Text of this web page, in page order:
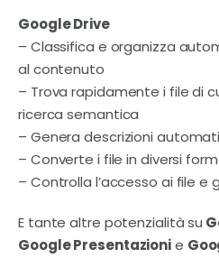
Google Drive
– Classifica e organizza
al contenuto
– Trova rapidamente i file di
ricerca semantica
– Genera descrizioni
– Converte i file in diversi
– Controlla l’accesso ai file e
E tante altre potenzialità su
Google Presentazionie